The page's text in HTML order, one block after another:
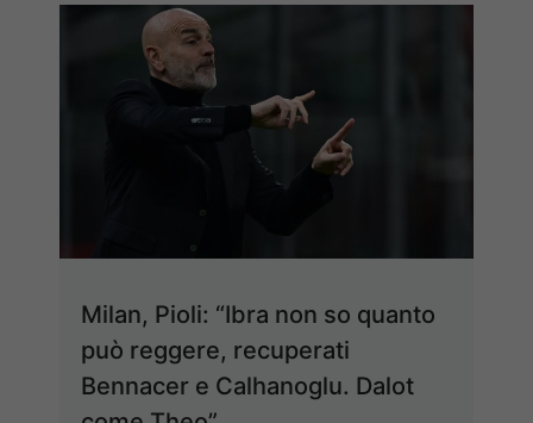
Milan, Pioli: “Ibra non so quanto
può reggere, recuperati
Bennacer e Calhanoglu. Dalot